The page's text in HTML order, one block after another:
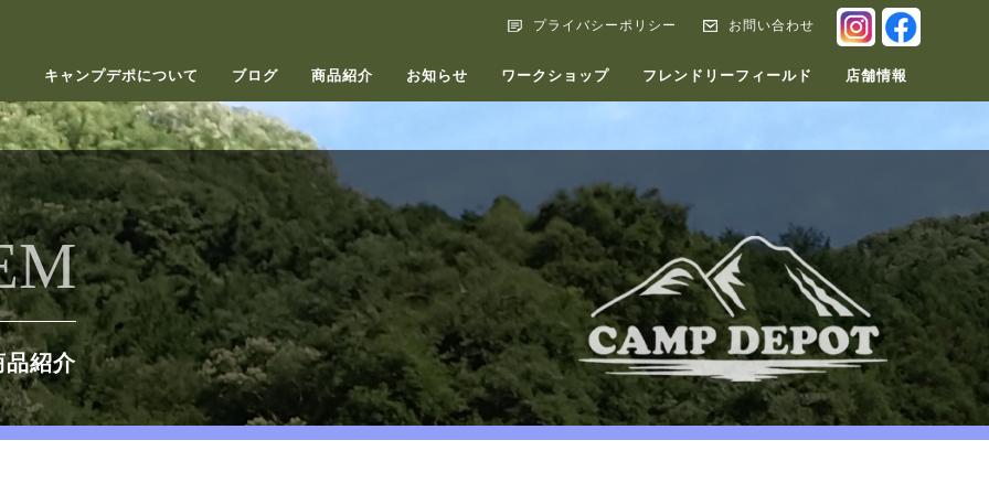
キャンプデポについて ブログ 商品紹介 お知らせ ワークショップ フレンドリーフィールド 店舗情報
プライバシーポリシー お問い合わせ
品紹介